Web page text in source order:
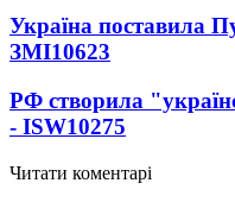
Україна поставила
ЗМІ10623
РФ створила
- ISW10275
Читати коментарі